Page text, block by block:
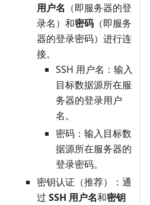
用户名 （即服务器的登
录名）和密码 （即服务
器的登录密码）进行连
接。
SSH 用户名：输入
目标数据源所在服
务器的登录用户
名。
密码：输入目标数
据源所在服务器的
登录密码。
密钥认证（推荐）：通
过 SSH 用户名和密钥